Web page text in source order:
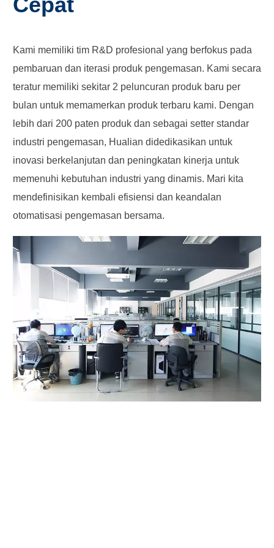
Kami memiliki tim R&D profesional yang berfokus pada
pembaruan dan iterasi produk pengemasan. Kami secara
teratur memiliki sekitar 2 peluncuran produk baru per
bulan untuk memamerkan produk terbaru kami. Dengan
lebih dari 200 paten produk dan sebagai setter standar
industri pengemasan, Hualian didedikasikan untuk
inovasi berkelanjutan dan peningkatan kinerja untuk
memenuhi kebutuhan industri yang dinamis. Mari kita
mendefinisikan kembali efisiensi dan keandalan
otomatisasi pengemasan bersama.